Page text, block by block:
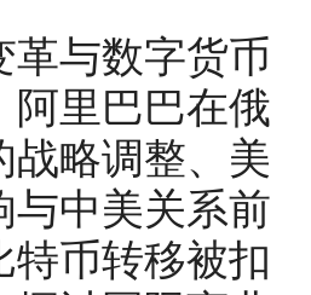
革与数字货币
阿里巴巴在俄
战略调整、美
与中美关系前
特币转移被扣